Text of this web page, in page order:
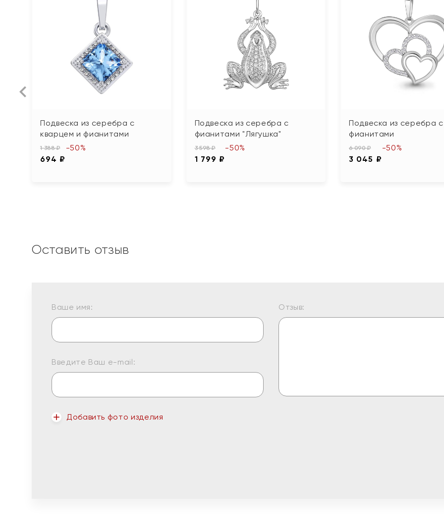
Подвеска из серебра с
кварцем и фианитами
1 388 ₽
694 ₽
-50%
Подвеска из серебра с
фианитами "Лягушка"
3 598 ₽
1 799 ₽
-50%
Подвеска из серебра с
фианитами
6 090 ₽
3 045 ₽
-50%
Оставить отзыв
Ваше имя:
Введите Ваш e-mail:
Добавить фото изделия
Отзыв: